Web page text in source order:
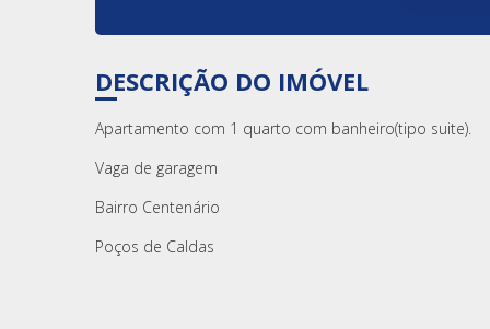
DESCRIÇÃO DO IMÓVEL
Apartamento com 1 quarto com banheiro(tipo suite).
Vaga de garagem
Bairro Centenário
Poços de Caldas